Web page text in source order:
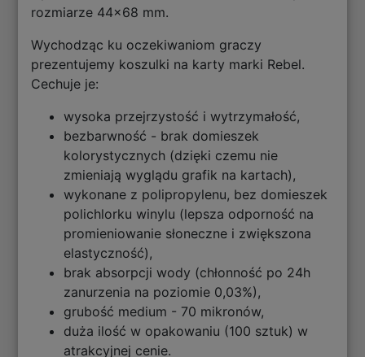
rozmiarze 44x68 mm.
Wychodząc ku oczekiwaniom graczy
prezentujemy koszulki na karty marki Rebel.
Cechuje je:
wysoka przejrzystość i wytrzymałość,
bezbarwność - brak domieszek
kolorystycznych (dzięki czemu nie
zmieniają wyglądu grafik na kartach),
wykonane z polipropylenu, bez domieszek
polichlorku winylu (lepsza odporność na
promieniowanie słoneczne i zwiększona
elastyczność),
brak absorpcji wody (chłonność po 24h
zanurzenia na poziomie 0,03%),
grubość medium - 70 mikronów,
duża ilość w opakowaniu (100 sztuk) w
atrakcyjnej cenie.